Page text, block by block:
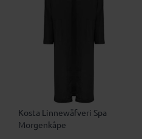
Kosta Linnewäfveri Spa
Morgenkåpe